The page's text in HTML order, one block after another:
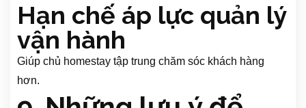
Hạn chế áp lực quản lý
vận hành
Giúp chủ homestay tập trung chăm sóc khách hàng
hơn.